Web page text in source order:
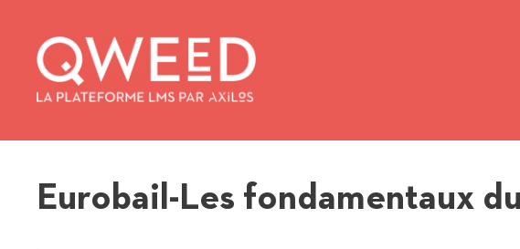
contenu
Eurobail-Les fondamentaux